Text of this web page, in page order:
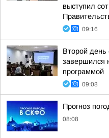
выступил
09:16
Второй
завершился
программой
09:08
Прогноз
08:08